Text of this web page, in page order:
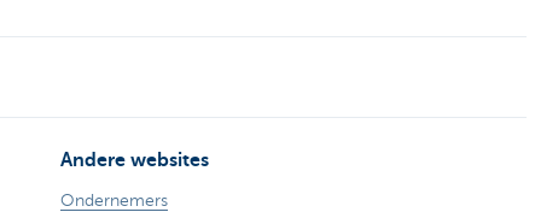
Andere websites
Ondernemers